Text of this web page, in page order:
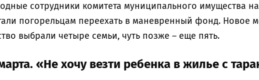
сотрудники комитета муниципального имущества
погорельцам переехать в маневренный фонд. Новое
выбрали четыре семьи, чуть позже – еще пять.
«Не хочу везти ребенка в жилье с